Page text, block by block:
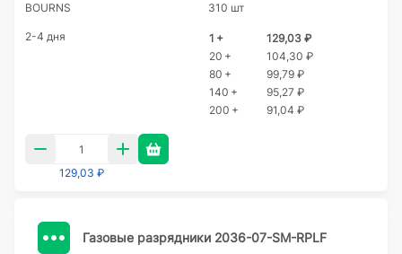
BOURNS 310 шт
2-4 дня 1 +
129,03 ₽
20 +
104,30 ₽
80 +
99,79 ₽
140 +
95,27 ₽
200 +
91,04 ₽
129,03 ₽
Газовые разрядники 2036-07-SM-RPLF